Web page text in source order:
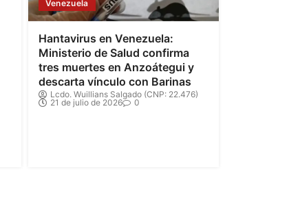
Venezuela
Hantavirus en Venezuela:
Ministerio de Salud confirma
tres muertes en Anzoátegui y
descarta vínculo con Barinas
Lcdo. Wuillians Salgado (CNP: 22.476)
21 de julio de 2026
0